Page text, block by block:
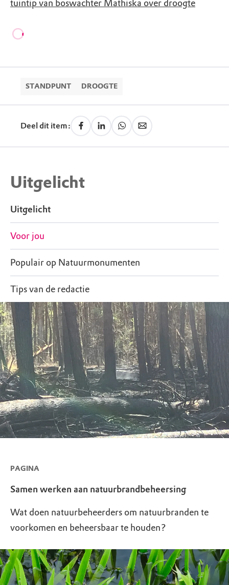
tuintip van boswachter Mathiska over droogte
STANDPUNT DROOGTE
Deel dit item:
Uitgelicht
Uitgelicht
Voor jou
Populair op Natuurmonumenten
Tips van de redactie
PAGINA
Samen werken aan natuurbrandbeheersing
Wat doen natuurbeheerders om natuurbranden te
voorkomen en beheersbaar te houden?